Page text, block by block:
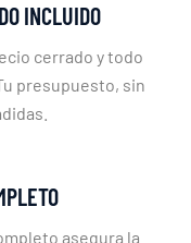
INCLUIDO
cerrado y todo
presupuesto, sin
asegura la